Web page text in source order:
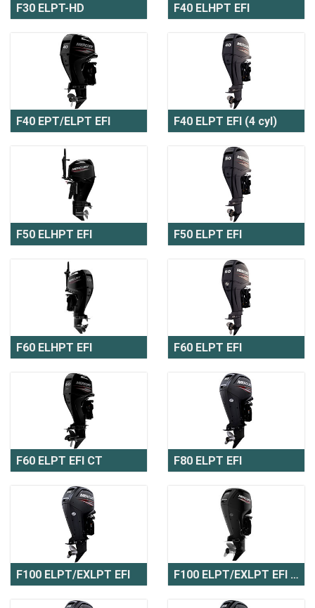
F30 ELPT-HD F40 ELHPT EFI
F40 EPT/ELPT EFI F40 ELPT EFI (4 cyl)
F50 ELHPT EFI F50 ELPT EFI
F60 ELHPT EFI F60 ELPT EFI
F60 ELPT EFI CT F80 ELPT EFI
F100 ELPT/EXLPT EFI F100 ELPT/EXLPT EFI CT